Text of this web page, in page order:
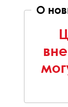
О